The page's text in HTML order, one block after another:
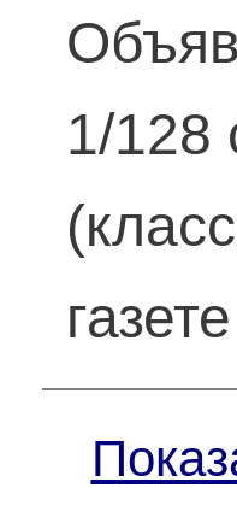
1/128
газете